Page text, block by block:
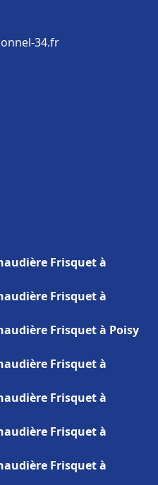
34.fr
Frisquet à
Frisquet à
Frisquet à Poisy
Frisquet à
Frisquet à
Frisquet à
Frisquet à